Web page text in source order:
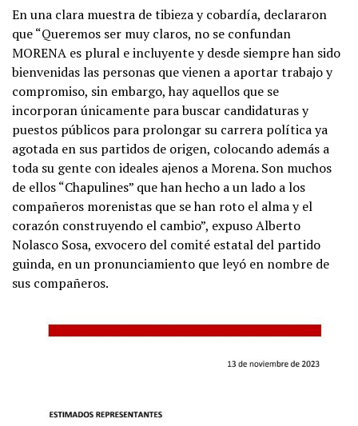
En una clara muestra de tibieza y cobardía, declararon
que “Queremos ser muy claros, no se confundan
MORENA es plural e incluyente y desde siempre han sido
bienvenidas las personas que vienen a aportar trabajo y
compromiso, sin embargo, hay aquellos que se
incorporan únicamente para buscar candidaturas y
puestos públicos para prolongar su carrera política ya
agotada en sus partidos de origen, colocando además a
toda su gente con ideales ajenos a Morena. Son muchos
de ellos “Chapulines” que han hecho a un lado a los
compañeros morenistas que se han roto el alma y el
corazón construyendo el cambio”, expuso Alberto
Nolasco Sosa, exvocero del comité estatal del partido
guinda, en un pronunciamiento que leyó en nombre de
sus compañeros.